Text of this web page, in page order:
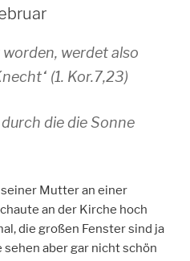
werdet also
(1. Kor.7,23)
die die Sonne
Mutter an einer
an der Kirche hoch
die großen Fenster sind ja
aber gar nicht schön